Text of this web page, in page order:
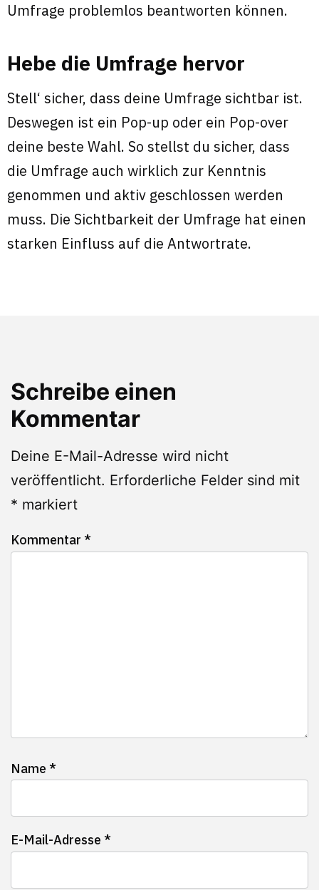
Umfrage problemlos beantworten können.
Hebe die Umfrage hervor
Stell‘ sicher, dass deine Umfrage sichtbar ist.
Deswegen ist ein Pop-up oder ein Pop-over
deine beste Wahl. So stellst du sicher, dass
die Umfrage auch wirklich zur Kenntnis
genommen und aktiv geschlossen werden
muss. Die Sichtbarkeit der Umfrage hat einen
starken Einfluss auf die Antwortrate.
Schreibe einen
Kommentar
Deine E-Mail-Adresse wird nicht
veröffentlicht. Erforderliche Felder sind mit
* markiert
Kommentar *
Name *
E-Mail-Adresse *